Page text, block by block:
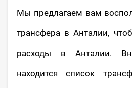
Мы предлагаем вам
трансфера в Анталии,
расходы в Анталии.
находится список